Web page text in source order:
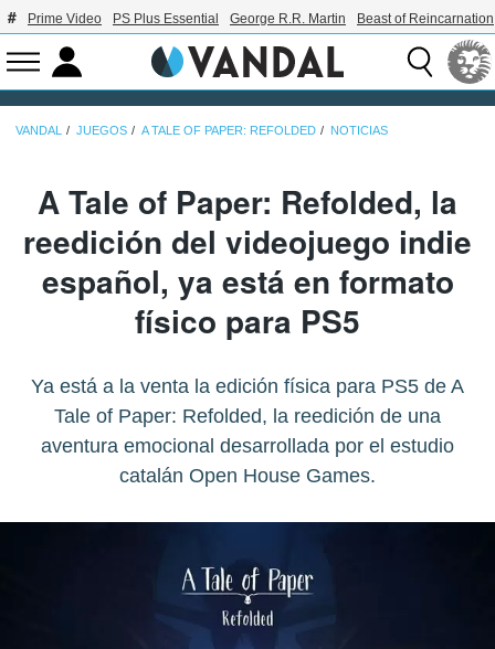
Prime Video PS Plus Essential George R.R. Martin Beast of Reincarnation
VANDAL JUEGOS A TALE OF PAPER: REFOLDED NOTICIAS
A Tale of Paper: Refolded, la
reedición del videojuego indie
español, ya está en formato
físico para PS5
Ya está a la venta la edición física para PS5 de A
Tale of Paper: Refolded, la reedición de una
aventura emocional desarrollada por el estudio
catalán Open House Games.